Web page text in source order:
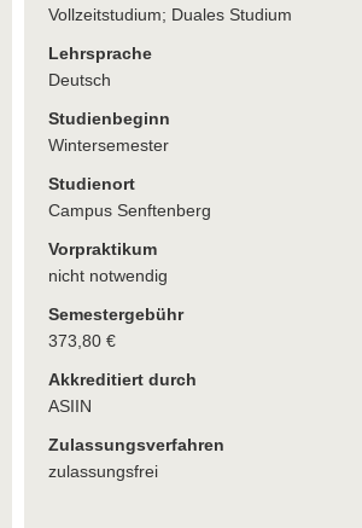
Vollzeitstudium; Duales Studium
Lehrsprache
Deutsch
Studienbeginn
Wintersemester
Studienort
Campus Senftenberg
Vorpraktikum
nicht notwendig
Semestergebühr
373,80 €
Akkreditiert durch
ASIIN
Zulassungsverfahren
zulassungsfrei